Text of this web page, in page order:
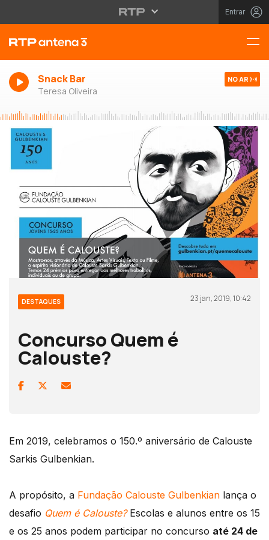
Entrar
Snack Bar
Teresa Oliveira
NO AR
DESTAQUES 23 jan, 2019, 10:42
Concurso Quem é
Calouste?
Em 2019, celebramos o 150.º aniversário de Calouste
Sarkis Gulbenkian.
A propósito, a Fundação Calouste Gulbenkian lança o
desafio Quem é Calouste? Escolas e alunos entre os 15
e os 25 anos podem participar no concurso até 24 de